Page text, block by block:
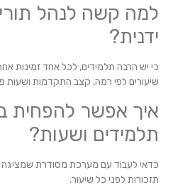
למה קשה לנהל
ידנית?
כי יש הרבה תלמידים, לכל אחד זמינות
שיעורים לפי רמה, קצב התקדמות ושעות
איך אפשר להפחית
תלמידים ושעות?
כדאי לעבוד עם מערכת מסודרת שמציגה
תזכורות לפני כל שיעור.